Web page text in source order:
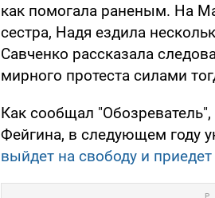
как помогала раненым. На
сестра, Надя ездила
Савченко рассказала
мирного протеста силами
Как сообщал
Фейгина, в следующем году
выйдет на свободу и